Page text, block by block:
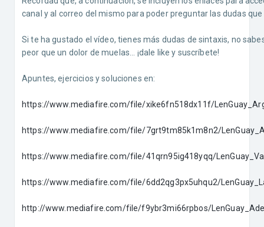
canal y al correo del mismo para poder preguntar las dudas
Si te ha gustado el vídeo, tienes más dudas de sintaxis, no
peor que un dolor de muelas... ¡dale like y suscríbete!
Apuntes, ejercicios y soluciones en:
https://www.mediafire.com/file/xike6fn518dx11f/
https://www.mediafire.com/file/7grt9tm85k1m8n2/
https://www.mediafire.com/file/41qrn95ig418yqq/
https://www.mediafire.com/file/6dd2qg3px5uhqu2/
http://www.mediafire.com/file/f9ybr3mi66rpbos/